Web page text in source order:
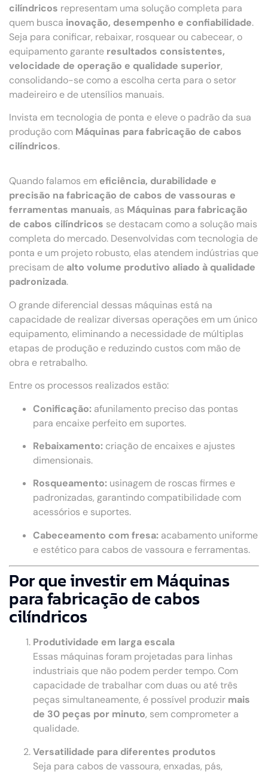
cilíndricos representam uma solução completa para
quem busca inovação, desempenho e confiabilidade.
Seja para conificar, rebaixar, rosquear ou cabecear, o
equipamento garante resultados consistentes,
velocidade de operação e qualidade superior,
consolidando-se como a escolha certa para o setor
madeireiro e de utensílios manuais.
Invista em tecnologia de ponta e eleve o padrão da sua
produção com Máquinas para fabricação de cabos
cilíndricos.
Quando falamos em eficiência, durabilidade e
precisão na fabricação de cabos de vassouras e
ferramentas manuais, as Máquinas para fabricação
de cabos cilíndricos se destacam como a solução mais
completa do mercado. Desenvolvidas com tecnologia de
ponta e um projeto robusto, elas atendem indústrias que
precisam de alto volume produtivo aliado à qualidade
padronizada.
O grande diferencial dessas máquinas está na
capacidade de realizar diversas operações em um único
equipamento, eliminando a necessidade de múltiplas
etapas de produção e reduzindo custos com mão de
obra e retrabalho.
Entre os processos realizados estão:
Conificação: afunilamento preciso das pontas
para encaixe perfeito em suportes.
Rebaixamento: criação de encaixes e ajustes
dimensionais.
Rosqueamento: usinagem de roscas firmes e
padronizadas, garantindo compatibilidade com
acessórios e suportes.
Cabeceamento com fresa: acabamento uniforme
e estético para cabos de vassoura e ferramentas.
Por que investir em Máquinas
para fabricação de cabos
cilíndricos
Produtividade em larga escala
Essas máquinas foram projetadas para linhas
industriais que não podem perder tempo. Com
capacidade de trabalhar com duas ou até três
peças simultaneamente, é possível produzir mais
de 30 peças por minuto, sem comprometer a
qualidade.
Versatilidade para diferentes produtos
Seja para cabos de vassoura, enxadas, pás,